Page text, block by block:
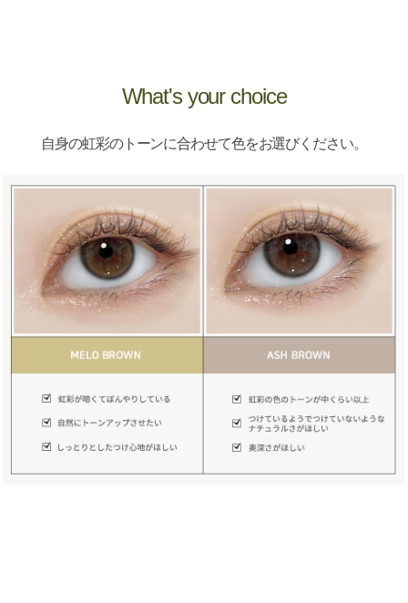
What's your choice
自身の虹彩のトーンに合わせて色をお選びください。